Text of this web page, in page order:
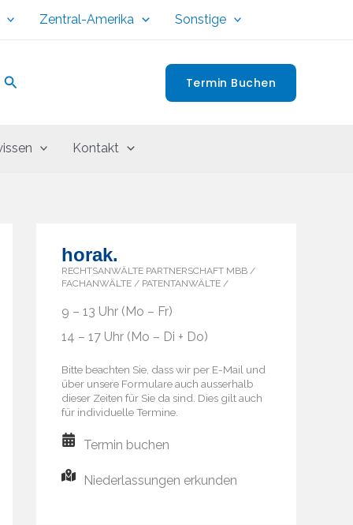
Zentral-Amerika Sonstige
Suchen Termin Buchen
Kontakt
horak.
RECHTSANWÄLTE PARTNERSCHAFT MBB /
FACHANWÄLTE / PATENTANWÄLTE /
9 – 13 Uhr (Mo – Fr)
14 – 17 Uhr (Mo – Di + Do)
Bitte beachten Sie, dass wir per E-Mail und
über unsere Formulare auch ausserhalb
dieser Zeiten für Sie da sind. Dies gilt auch
für individuelle Termine.
Termin buchen
Niederlassungen erkunden